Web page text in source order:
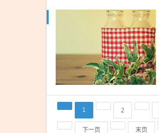
1 2
下一页 末页